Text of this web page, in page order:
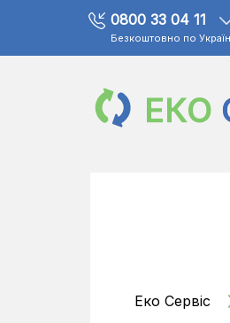
0800 33 04 11
Безкоштовно по
Еко Сервіс